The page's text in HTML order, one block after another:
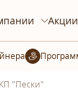
Акции
"Пески"